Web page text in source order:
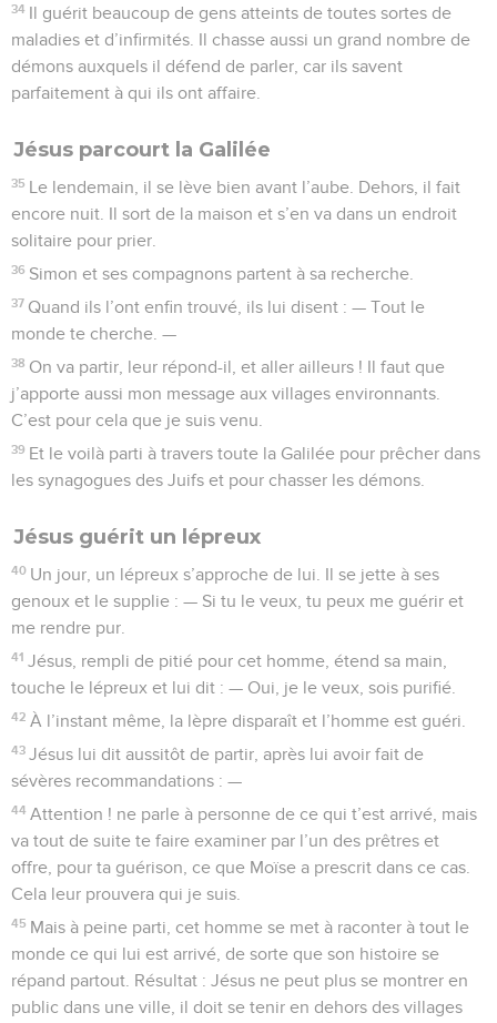
34 Il guérit beaucoup de gens atteints de toutes sortes de
maladies et d’infirmités. Il chasse aussi un grand nombre de
démons auxquels il défend de parler, car ils savent
parfaitement à qui ils ont affaire.
Jésus parcourt la Galilée
35 Le lendemain, il se lève bien avant l’aube. Dehors, il fait
encore nuit. Il sort de la maison et s’en va dans un endroit
solitaire pour prier.
36 Simon et ses compagnons partent à sa recherche.
37 Quand ils l’ont enfin trouvé, ils lui disent : — Tout le
monde te cherche. —
38 On va partir, leur répond-il, et aller ailleurs ! Il faut que
j’apporte aussi mon message aux villages environnants.
C’est pour cela que je suis venu.
39 Et le voilà parti à travers toute la Galilée pour prêcher dans
les synagogues des Juifs et pour chasser les démons.
Jésus guérit un lépreux
40 Un jour, un lépreux s’approche de lui. Il se jette à ses
genoux et le supplie : — Si tu le veux, tu peux me guérir et
me rendre pur.
41 Jésus, rempli de pitié pour cet homme, étend sa main,
touche le lépreux et lui dit : — Oui, je le veux, sois purifié.
42 À l’instant même, la lèpre disparaît et l’homme est guéri.
43 Jésus lui dit aussitôt de partir, après lui avoir fait de
sévères recommandations : —
44 Attention ! ne parle à personne de ce qui t’est arrivé, mais
va tout de suite te faire examiner par l’un des prêtres et
offre, pour ta guérison, ce que Moïse a prescrit dans ce cas.
Cela leur prouvera qui je suis.
45 Mais à peine parti, cet homme se met à raconter à tout le
monde ce qui lui est arrivé, de sorte que son histoire se
répand partout. Résultat : Jésus ne peut plus se montrer en
public dans une ville, il doit se tenir en dehors des villages